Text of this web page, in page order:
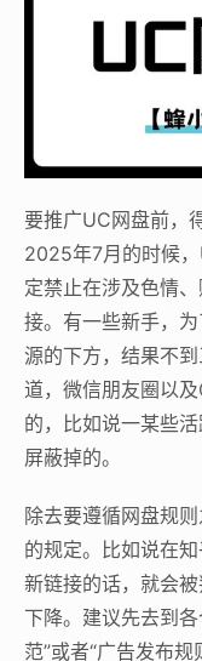
要推广UC网盘前，
2025年7月的时候
定禁止在涉及色情
接。有一些新手，
源的下方，结果不
道，微信朋友圈以
的，比如说一某些
屏蔽掉的。
除去要遵循网盘规
的规定。比如说在
新链接的话，就会
下降。建议先去到
范”或者“广告发布